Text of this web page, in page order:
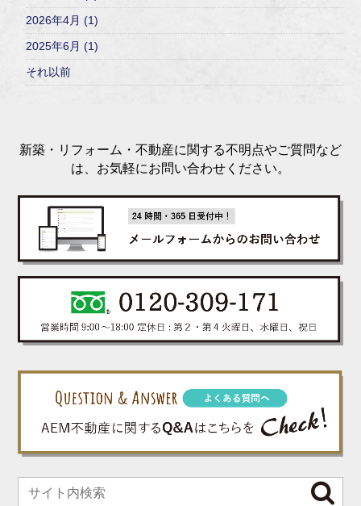
2026年4月 (1)
2025年6月 (1)
それ以前
新築・リフォーム・不動産に関する不明点やご質問など
は、お気軽にお問い合わせください。